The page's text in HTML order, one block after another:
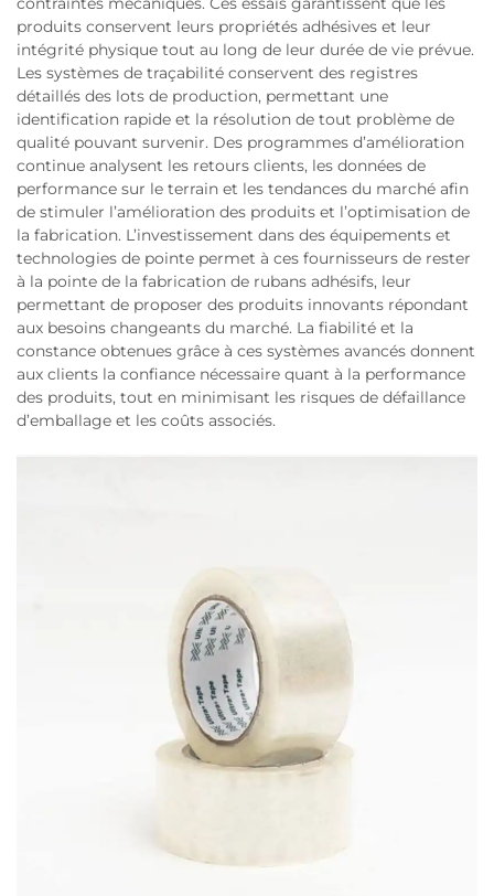
produits conservent leurs propriétés adhésives et leur
intégrité physique tout au long de leur durée de vie prévue.
Les systèmes de traçabilité conservent des registres
détaillés des lots de production, permettant une
identification rapide et la résolution de tout problème de
qualité pouvant survenir. Des programmes d’amélioration
continue analysent les retours clients, les données de
performance sur le terrain et les tendances du marché afin
de stimuler l’amélioration des produits et l’optimisation de
la fabrication. L’investissement dans des équipements et
technologies de pointe permet à ces fournisseurs de rester
à la pointe de la fabrication de rubans adhésifs, leur
permettant de proposer des produits innovants répondant
aux besoins changeants du marché. La fiabilité et la
constance obtenues grâce à ces systèmes avancés donnent
aux clients la confiance nécessaire quant à la performance
des produits, tout en minimisant les risques de défaillance
d’emballage et les coûts associés.